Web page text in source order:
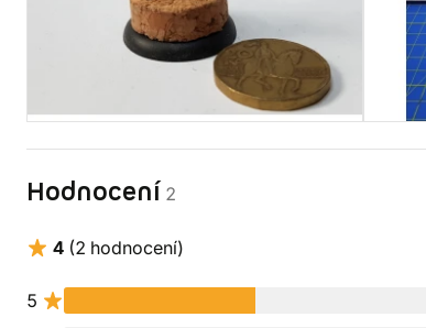
Hodnocení 2
4 (2 hodnocení)
5